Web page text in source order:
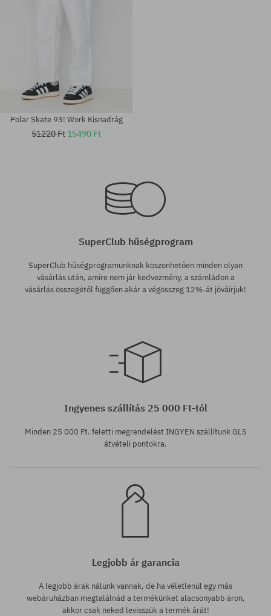
Polar Skate 93! Work Kisnadrág
51220 Ft 15490 Ft
SuperClub hűségprogram
SuperClub hűségprogramunknak köszönhetően minden olyan
vásárlás után, amire nem jár kedvezmény, a számládon a
vásárlás összegétől függően akár a végösszeg 12%-át jóváírjuk!
Ingyenes szállítás 25 000 Ft-tól
Minden 25 000 Ft. feletti megrendelést INGYEN szállítunk GLS
átvételi pontokra.
Legjobb ár garancia
A legjobb árak nálunk vannak, de ha véletlenül egy más
webáruházban megtalálnád a termékünket alacsonyabb áron,
akkor csak neked levisszük a termék árát!